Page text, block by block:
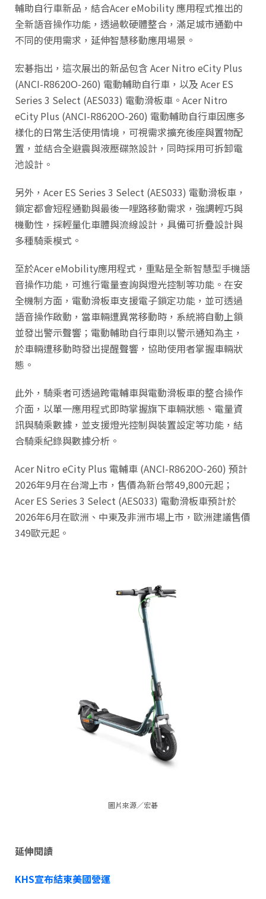
輔助自行車新品，結合Acer eMobility 應用程式推出的
全新語音操作功能，透過軟硬體整合，滿足城市通勤中
不同的使用需求，延伸智慧移動應用場景。
宏碁指出，這次展出的新品包含 Acer Nitro eCity Plus
(ANCI-R8620O-260) 電動輔助自行車，以及 Acer ES
Series 3 Select (AES033) 電動滑板車。Acer Nitro
eCity Plus (ANCI-R8620O-260) 電動輔助自行車因應多
樣化的日常生活使用情境，可視需求擴充後座與置物配
置，並結合全避震與液壓碟煞設計，同時採用可拆卸電
池設計。
另外，Acer ES Series 3 Select (AES033) 電動滑板車，
鎖定都會短程通勤與最後一哩路移動需求，強調輕巧與
機動性，採輕量化車體與流線設計，具備可折疊設計與
多種騎乘模式。
至於Acer eMobility應用程式，重點是全新智慧型手機語
音操作功能，可進行電量查詢與燈光控制等功能。在安
全機制方面，電動滑板車支援電子鎖定功能，並可透過
語音操作啟動，當車輛遭異常移動時，系統將自動上鎖
並發出警示聲響；電動輔助自行車則以警示通知為主，
於車輛遭移動時發出提醒聲響，協助使用者掌握車輛狀
態。
此外，騎乘者可透過跨電輔車與電動滑板車的整合操作
介面，以單一應用程式即時掌握旗下車輛狀態、電量資
訊與騎乘數據，並支援燈光控制與裝置設定等功能，結
合騎乘紀錄與數據分析。
Acer Nitro eCity Plus 電輔車 (ANCI-R8620O-260) 預計
2026年9月在台灣上市，售價為新台幣49,800元起；
Acer ES Series 3 Select (AES033) 電動滑板車預計於
2026年6月在歐洲、中東及非洲市場上市，歐洲建議售價
349歐元起。
圖片來源／宏碁
延伸閱讀
KHS宣布結束美國營運